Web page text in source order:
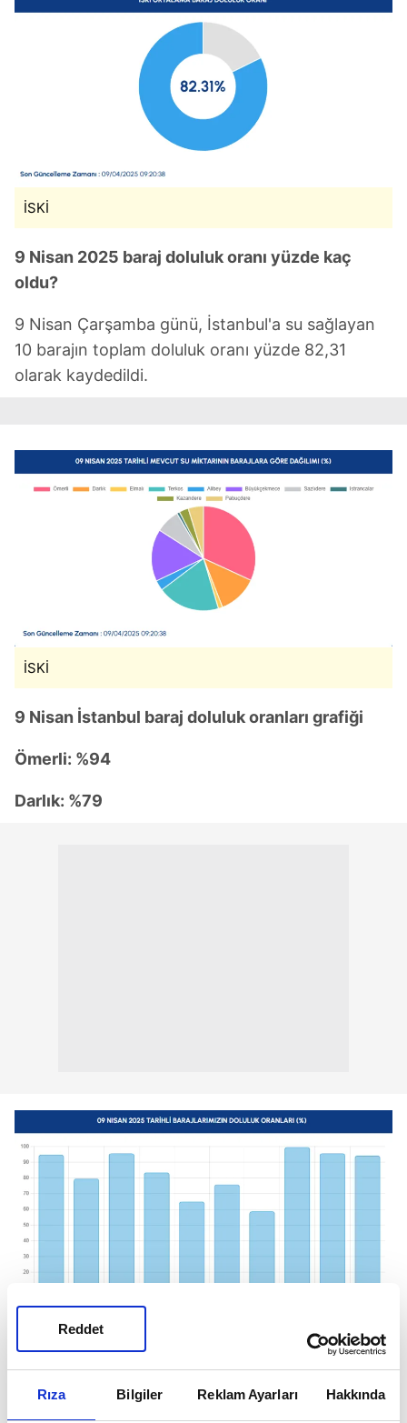
Rıza Bilgiler Reklam Ayarları Hakkında
Reddet
İSKİ
9 Nisan 2025 baraj doluluk oranı yüzde kaç
oldu?
9 Nisan Çarşamba günü, İstanbul'a su sağlayan
10 barajın toplam doluluk oranı yüzde 82,31
olarak kaydedildi.
İSKİ
9 Nisan İstanbul baraj doluluk oranları grafiği
Ömerli: %94
Darlık: %79